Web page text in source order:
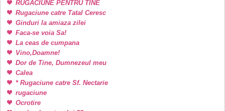
RUGACIUNE PENTRU TINE
Rugaciune catre Tatal Ceresc
Ginduri la amiaza zilei
Faca-se voia Sa!
La ceas de cumpana
Vino,Doamne!
Dor de Tine, Dumnezeul meu
Calea
* Rugaciune catre Sf. Nectarie
rugaciune
Ocrotire